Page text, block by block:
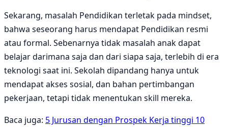
Sekarang, masalah Pendidikan terletak pada mindset,
bahwa seseorang harus mendapat Pendidikan resmi
atau formal. Sebenarnya tidak masalah anak dapat
belajar darimana saja dan dari siapa saja, terlebih di era
teknologi saat ini. Sekolah dipandang hanya untuk
mendapat akses sosial, dan bahan pertimbangan
pekerjaan, tetapi tidak menentukan skill mereka.
Baca juga: 5 Jurusan dengan Prospek Kerja tinggi 10